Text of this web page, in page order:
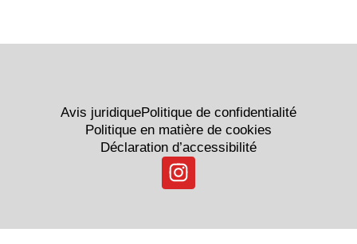
Avis juridiquePolitique de confidentialité
Politique en matière de cookies
Déclaration d’accessibilité